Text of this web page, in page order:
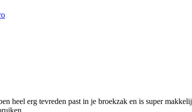
heel erg tevreden past in je broekzak en is super